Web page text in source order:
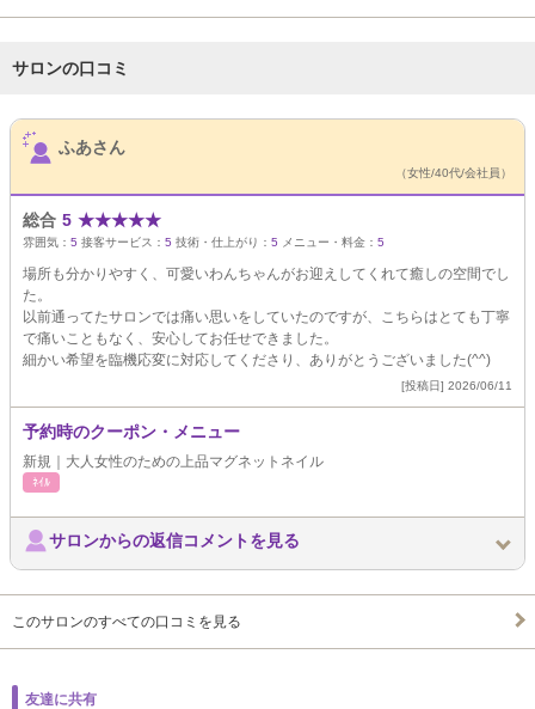
サロンの口コミ
サロンPick Up
ふあさん
（女性/40代/会社員）
総合 5 ★★★★★
雰囲気： 5 接客サービス： 5 技術・仕上がり： 5 メニュー・料金： 5
場所も分かりやすく、可愛いわんちゃんがお迎えしてくれて癒しの空間でし
た。
以前通ってたサロンでは痛い思いをしていたのですが、こちらはとても丁寧
で痛いこともなく、安心してお任せできました。
細かい希望を臨機応変に対応してくださり、ありがとうございました(^^)
[投稿日] 2026/06/11
予約時のクーポン・メニュー
新規｜大人女性のための上品マグネットネイル
ﾈｲﾙ
サロンからの返信コメントを見る
このサロンのすべての口コミを見る
友達に共有